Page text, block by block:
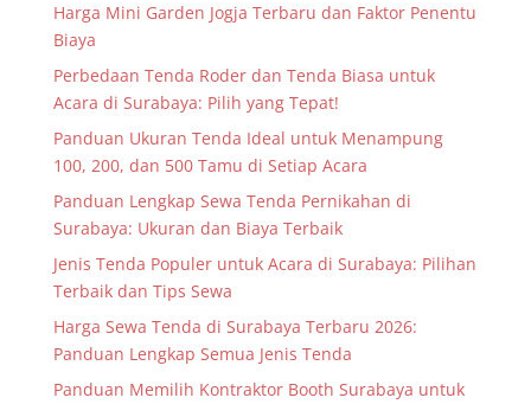
Harga Mini Garden Jogja Terbaru dan Faktor Penentu
Biaya
Perbedaan Tenda Roder dan Tenda Biasa untuk
Acara di Surabaya: Pilih yang Tepat!
Panduan Ukuran Tenda Ideal untuk Menampung
100, 200, dan 500 Tamu di Setiap Acara
Panduan Lengkap Sewa Tenda Pernikahan di
Surabaya: Ukuran dan Biaya Terbaik
Jenis Tenda Populer untuk Acara di Surabaya: Pilihan
Terbaik dan Tips Sewa
Harga Sewa Tenda di Surabaya Terbaru 2026:
Panduan Lengkap Semua Jenis Tenda
Panduan Memilih Kontraktor Booth Surabaya untuk